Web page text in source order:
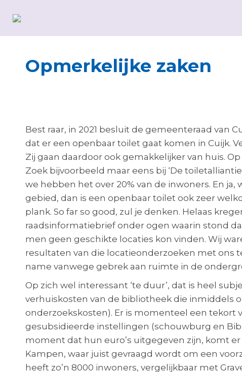
Opmerkelijke zaken
Best raar, in 2021 besluit de gemeenteraad van
dat er een openbaar toilet gaat komen in Cuijk.
Zij gaan daardoor ook gemakkelijker van huis.
Zoek bijvoorbeeld maar eens bij ‘De
we hebben het over 20% van de inwoners. En
gebied, dan is een openbaar toilet ook zeer
plank. So far so good, zul je denken. Helaas
raadsinformatiebrief onder ogen waarin stond
men geen geschikte locaties kon vinden. Wij
resultaten van die locatieonderzoeken met ons
name vanwege gebrek aan ruimte in de
Op zich wel interessant ‘te duur’, dat is heel
verhuiskosten van de bibliotheek die inmiddels
onderzoekskosten). Er is momenteel een tekort
gesubsidieerde instellingen (schouwburg en
moment dat hun euro’s uitgegeven zijn, komt
Kampen, waar juist gevraagd wordt om een
heeft zo’n 8000 inwoners, vergelijkbaar met